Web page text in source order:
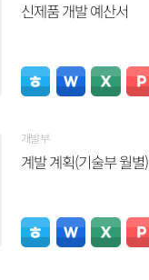
신제품 개발 예산서
개발부
계발 계획(기술부 월별)